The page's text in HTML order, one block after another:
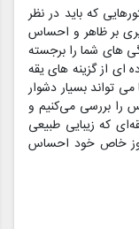
که باید در نظر
بر ظاهر و احساس
های شما را برجسته
ای از گزینه های یقه
تواند بسیار دشوار
را بررسی می‌کنیم و
که زیبایی طبیعی
خاص خود احساس